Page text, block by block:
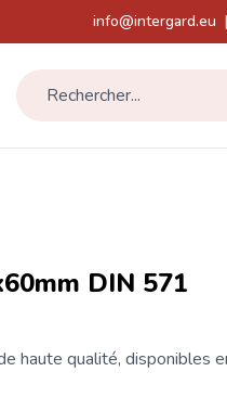
info@intergard.eu |
Rechercher...
DIN 571
haute qualité, disponibles